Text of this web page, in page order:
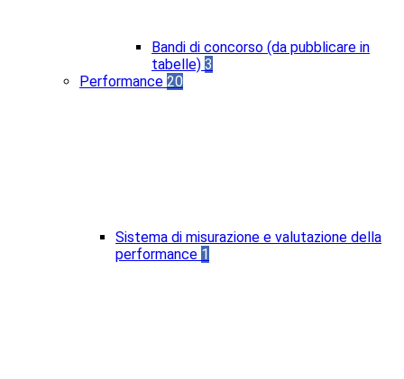
Bandi di concorso (da pubblicare in
tabelle) 3
Performance 20
Sistema di misurazione e valutazione della
performance 1